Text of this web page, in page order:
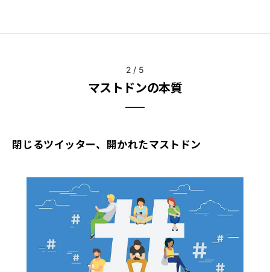
2 / 5
マストドンの本質
閉じるツイッター、開かれたマストドン